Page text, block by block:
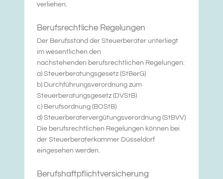
verliehen.
Berufsrechtliche Regelungen
Der Berufsstand der Steuerberater unterliegt
im wesentlichen den
nachstehenden berufsrechtlichen Regelungen:
a) Steuerberatungsgesetz (StBerG)
b) Durchführungsverordnung zum
Steuerberatungsgesetz (DVStB)
c) Berufsordnung (BOStB)
d) Steuerberatervergütungsverordnung (StBVV)
Die berufsrechtlichen Regelungen können bei
der Steuerberaterkammer Düsseldorf
eingesehen werden.
Berufshaftpflichtversicherung